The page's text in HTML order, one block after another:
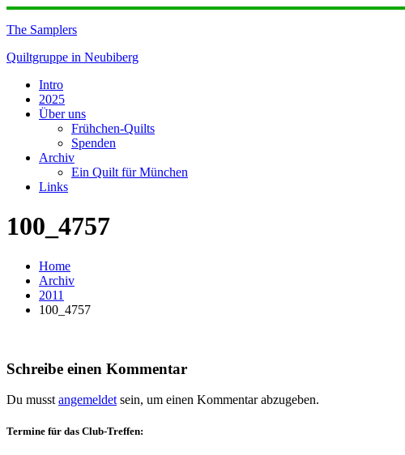
Skip
to
The Samplers
Quiltgruppe in Neubiberg
Intro
2025
Über uns
Frühchen-Quilts
Spenden
Archiv
Ein Quilt für München
Links
100_4757
Home
Archiv
2011
100_4757
Schreibe einen Kommentar
Du musst angemeldet sein, um einen Kommentar abzugeben.
Termine für das Club-Treffen: